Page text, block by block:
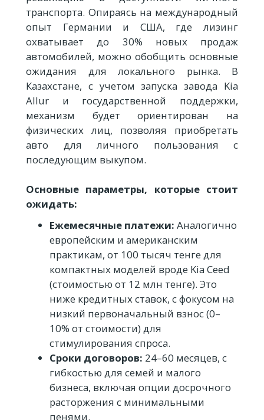
транспорта. Опираясь на международный
опыт Германии и США, где лизинг
охватывает до 30% новых продаж
автомобилей, можно обобщить основные
ожидания для локального рынка. В
Казахстане, с учетом запуска завода Kia
Allur и государственной поддержки,
механизм будет ориентирован на
физических лиц, позволяя приобретать
авто для личного пользования с
последующим выкупом.
Основные параметры, которые стоит
ожидать:
Ежемесячные платежи: Аналогично
европейским и американским
практикам, от 100 тысяч тенге для
компактных моделей вроде Kia Ceed
(стоимостью от 12 млн тенге). Это
ниже кредитных ставок, с фокусом на
низкий первоначальный взнос (0–
10% от стоимости) для
стимулирования спроса.
Сроки договоров: 24–60 месяцев, с
гибкостью для семей и малого
бизнеса, включая опции досрочного
расторжения с минимальными
пенями.